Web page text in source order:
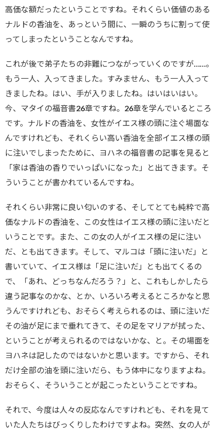
高価な額だったということですね。それくらい価値のある
ナルドの香油を、あっという間に、一瞬のうちに割って使
ってしまったということなんですね。
これが後で弟子たちの非難につながっていくのですが……。
もう一人、入ってきました。すみません、もう一人入って
きましたね。はい、手が入りましたね。はいはいはい。
今、マタイの福音書26章ですね。26章を学んでいるところ
です。ナルドの香油を、女性がイエス様の頭に注ぐ場面な
んですけれども、それくらい高い香油を全部イエス様の頭
に注いでしまったために、ヨハネの福音書の記事を見ると
「家は香油の香りでいっぱいになった」と出てきます。そ
ういうことが書かれているんですね。
それくらい非常に良い匂いのする、そしてとても純粋で高
価なナルドの香油を、この女性はイエス様の頭に注いだと
いうことです。また、この女の人がイエス様の足に注い
だ、とも出てきます。そして、マルコは「頭に注いだ」と
書いていて、イエス様は「足に注いだ」とも出てくるの
で、「あれ、どっちなんだろう？」と、これもしかしたら
違う記事なのかな、とか、いろいろ考えるところかなと思
うんですけれども、おそらく考えられるのは、頭に注いだ
その油が足にまで垂れてきて、その足をマリアが拭った、
ということが考えられるのではないかな、と。その場面を
ヨハネは記したのではないかと思います。ですから、それ
だけ全部の油を頭に注いだら、もう体中になりますよね。
おそらく、そういうことが起こったということですね。
それで、今度は人々の反応なんですけれども、それを見て
いた人たちはびっくりしたわけですよね。突然、女の人が